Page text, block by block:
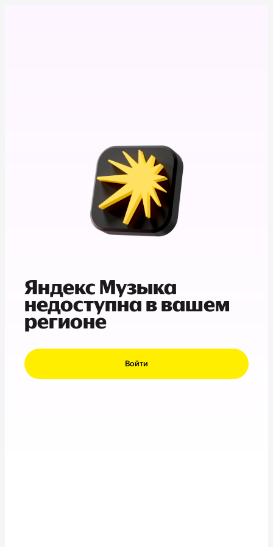
Яндекс Музыка
недоступна в вашем
регионе
Войти